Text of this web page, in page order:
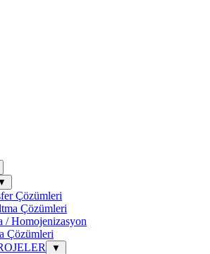
Çözümleri
Çözümleri
/ Homojenizasyon
Çözümleri
▼